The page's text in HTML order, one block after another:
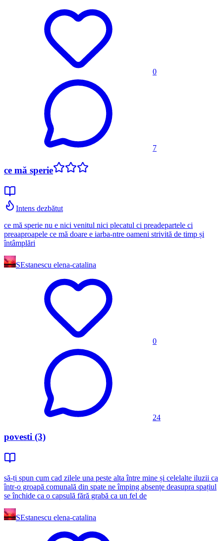
0
7
ce mă sperie
Intens dezbătut
ce mă sperie nu e nici venitul nici plecatul ci preadepartele ci
preaaproapele ce mă doare e iarba-ntre oameni strivită de timp și
întâmplări
SEstanescu elena-catalina
0
24
povesti (3)
să-ți spun cum cad zilele una peste alta între mine și celelalte iluzii ca
într-o groapă comunală din spate ne împing absențe deasupra spațiul
se închide ca o capsulă fără grabă ca un fel de
SEstanescu elena-catalina